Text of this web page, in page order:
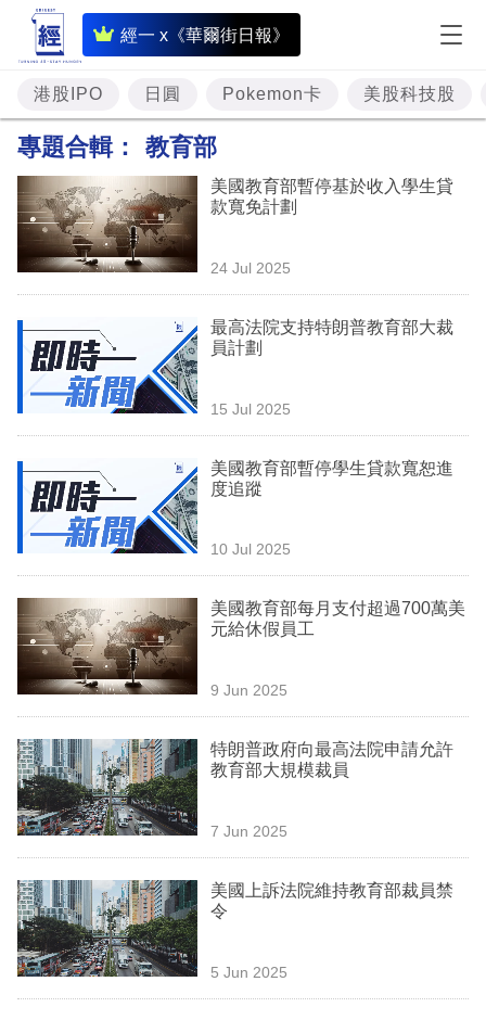
經一 x《華爾街日報》
即
時
財
經
題
投
資
理
業
科
技
職
場
生
時
事
欄
訂
閱
港股IPO 日圓 Pokemon卡 美股科技股
專題合輯： 教育部
美國教育部暫停基於收入學生貸
款寬免計劃
24 Jul 2025
最高法院支持特朗普教育部大裁
員計劃
15 Jul 2025
美國教育部暫停學生貸款寬恕進
度追蹤
10 Jul 2025
美國教育部每月支付超過700萬美
元給休假員工
9 Jun 2025
特朗普政府向最高法院申請允許
教育部大規模裁員
7 Jun 2025
美國上訴法院維持教育部裁員禁
令
5 Jun 2025